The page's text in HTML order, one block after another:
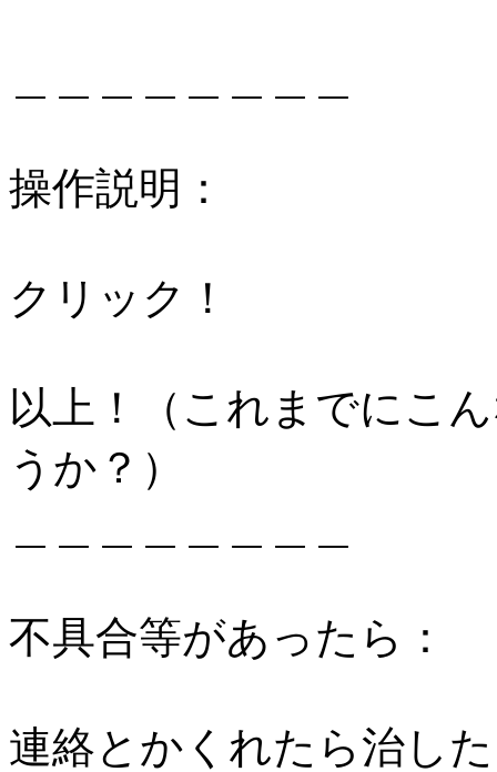
操作説明：
クリック！
以上！（これまでにこ
うか？）
不具合等があったら：
連絡とかくれたら治し